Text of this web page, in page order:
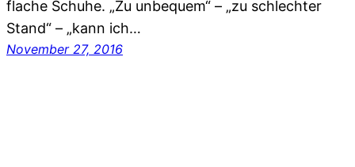
flache Schuhe. „Zu unbequem“ – „zu schlechter
Stand“ – „kann ich…
November 27, 2016